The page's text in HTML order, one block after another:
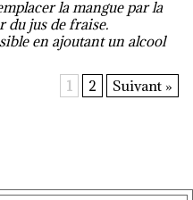
du jus de fraise.
en ajoutant un alcool
1
2 Suivant »